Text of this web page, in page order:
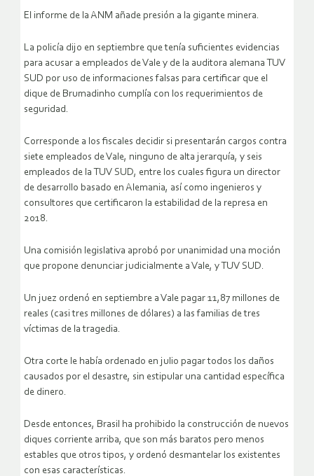
El informe de la ANM añade presión a la gigante minera.
La policía dijo en septiembre que tenía suficientes evidencias
para acusar a empleados de Vale y de la auditora alemana TUV
SUD por uso de informaciones falsas para certificar que el
dique de Brumadinho cumplía con los requerimientos de
seguridad.
Corresponde a los fiscales decidir si presentarán cargos contra
siete empleados de Vale, ninguno de alta jerarquía, y seis
empleados de la TUV SUD, entre los cuales figura un director
de desarrollo basado en Alemania, así como ingenieros y
consultores que certificaron la estabilidad de la represa en
2018.
Una comisión legislativa aprobó por unanimidad una moción
que propone denunciar judicialmente a Vale, y TUV SUD.
Un juez ordenó en septiembre a Vale pagar 11,87 millones de
reales (casi tres millones de dólares) a las familias de tres
víctimas de la tragedia.
Otra corte le había ordenado en julio pagar todos los daños
causados por el desastre, sin estipular una cantidad específica
de dinero.
Desde entonces, Brasil ha prohibido la construcción de nuevos
diques corriente arriba, que son más baratos pero menos
estables que otros tipos, y ordenó desmantelar los existentes
con esas características.